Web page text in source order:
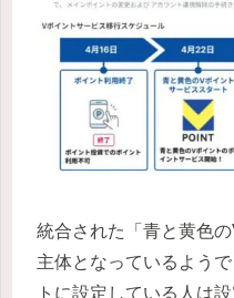
統合された「青と黄色
主体となっているよう
トに設定している人は